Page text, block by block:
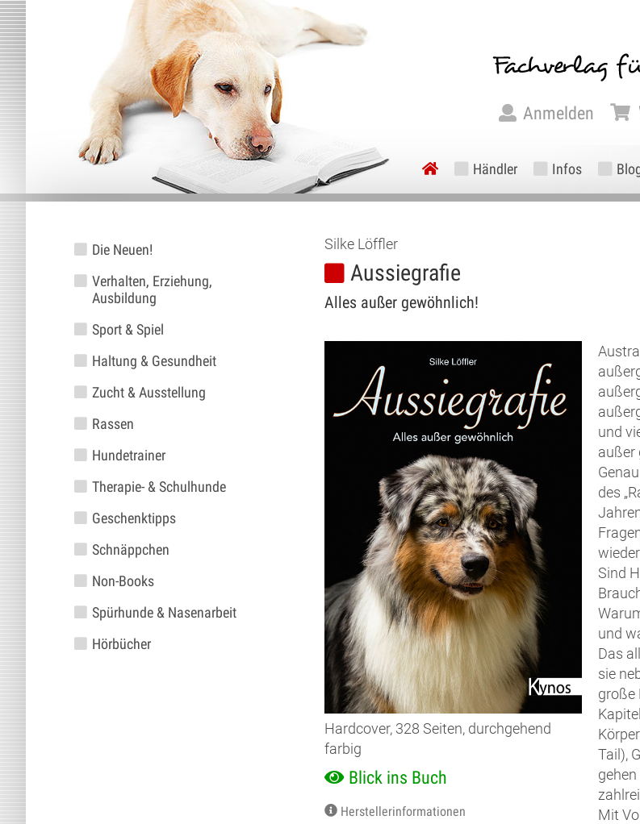
Die Neuen!
Verhalten, Erziehung,
Ausbildung
Sport & Spiel
Haltung & Gesundheit
Zucht & Ausstellung
Rassen
Hundetrainer
Therapie- & Schulhunde
Geschenktipps
Schnäppchen
Non-Books
Spürhunde & Nasenarbeit
Hörbücher
Silke Löffler
Aussiegrafie
Alles außer gewöhnlich!
Hardcover, 328 Seiten, durchgehend
farbig
Blick ins Buch
Herstellerinformationen
und
außer
des
Sind
und
Das
sie
große
Tail),
Mit
Anmelden
Händler Infos